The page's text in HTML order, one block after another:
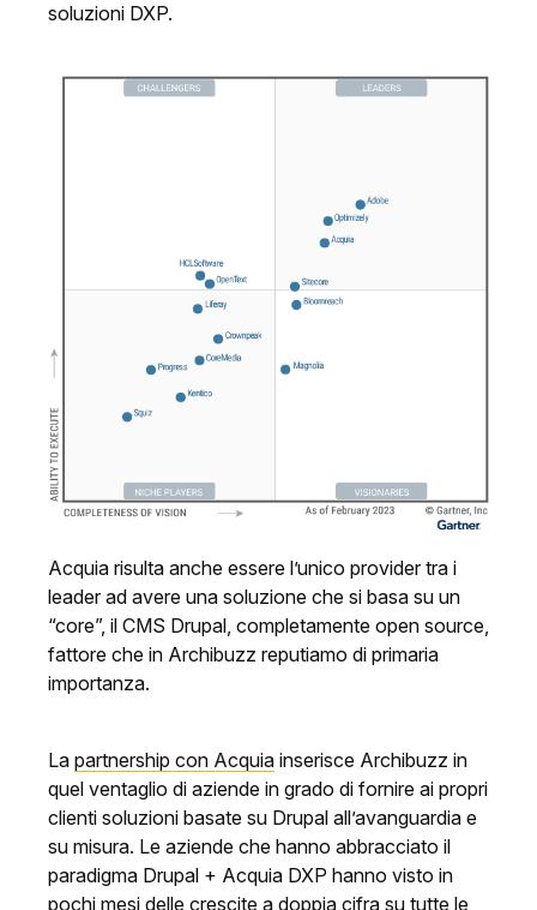
soluzioni DXP.
Acquia risulta anche essere l’unico provider tra i
leader ad avere una soluzione che si basa su un
“core”, il CMS Drupal, completamente open source,
fattore che in Archibuzz reputiamo di primaria
importanza.
La partnership con Acquia inserisce Archibuzz in
quel ventaglio di aziende in grado di fornire ai propri
clienti soluzioni basate su Drupal all’avanguardia e
su misura. Le aziende che hanno abbracciato il
paradigma Drupal + Acquia DXP hanno visto in
pochi mesi delle crescite a doppia cifra su tutte le